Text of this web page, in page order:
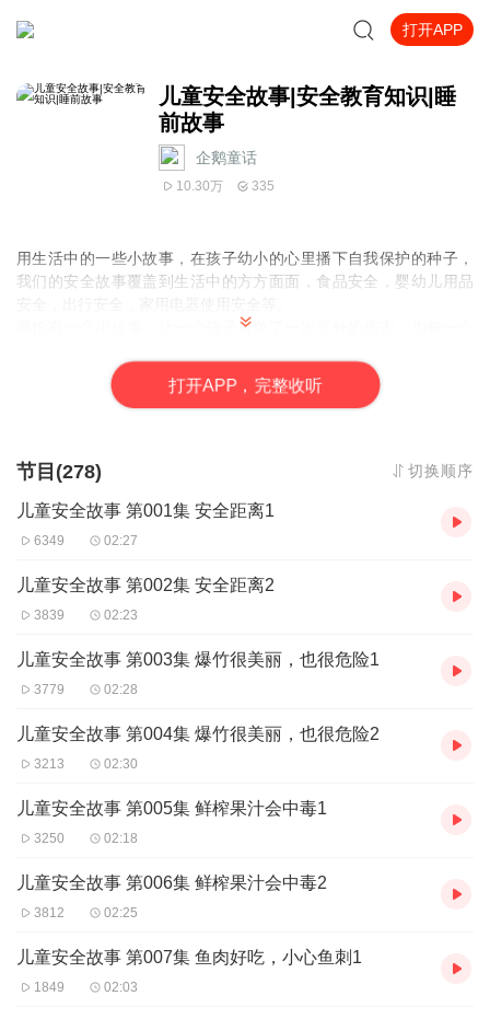
打开APP
儿童安全故事|安全教育知识|睡
前故事
企鹅童话
10.30万 335
用生活中的一些小故事，在孩子幼小的心里播下自我保护的种子，
我们的安全故事覆盖到生活中的方方面面，食品安全，婴幼儿用品
哪怕有一个小故事，让一个孩子避免了一次意外的伤害，为每一个
打开APP，完整收听
节目(278) 切换顺序
儿童安全故事 第001集 安全距离1
6349 02:27
儿童安全故事 第002集 安全距离2
3839 02:23
儿童安全故事 第003集 爆竹很美丽，也很危险1
3779 02:28
儿童安全故事 第004集 爆竹很美丽，也很危险2
3213 02:30
儿童安全故事 第005集 鲜榨果汁会中毒1
3250 02:18
儿童安全故事 第006集 鲜榨果汁会中毒2
3812 02:25
儿童安全故事 第007集 鱼肉好吃，小心鱼刺1
1849 02:03